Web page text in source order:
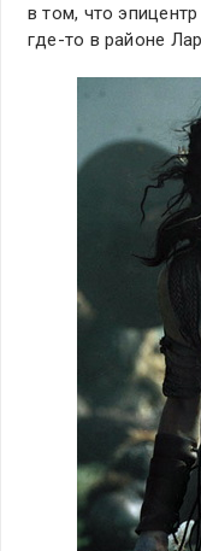
в том, что
где-то в районе